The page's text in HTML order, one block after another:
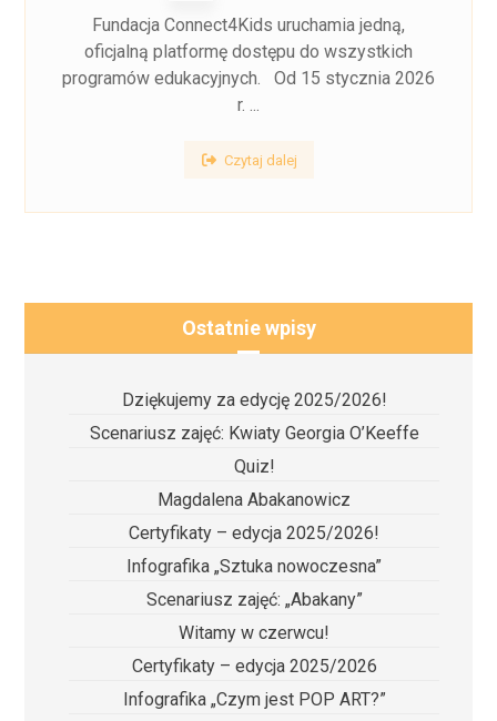
Fundacja Connect4Kids uruchamia jedną,
oficjalną platformę dostępu do wszystkich
programów edukacyjnych. Od 15 stycznia 2026
r. ...
Czytaj dalej
Ostatnie wpisy
Dziękujemy za edycję 2025/2026!
Scenariusz zajęć: Kwiaty Georgia O’Keeffe
Quiz!
Magdalena Abakanowicz
Certyfikaty – edycja 2025/2026!
Infografika „Sztuka nowoczesna”
Scenariusz zajęć: „Abakany”
Witamy w czerwcu!
Certyfikaty – edycja 2025/2026
Infografika „Czym jest POP ART?”